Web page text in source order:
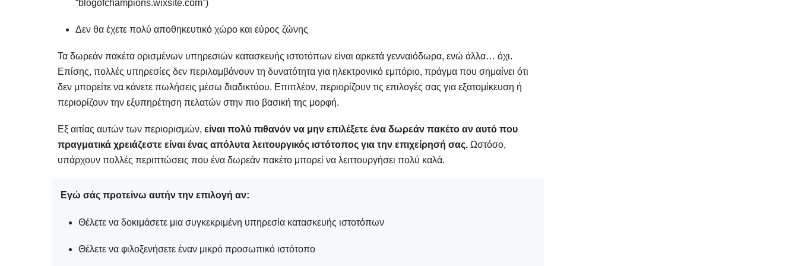
“blogofchampions.wixsite.com”)
Δεν θα έχετε πολύ αποθηκευτικό χώρο και εύρος ζώνης
Τα δωρεάν πακέτα ορισμένων υπηρεσιών κατασκευής ιστοτόπων είναι αρκετά γενναιόδωρα, ενώ άλλα… όχι.
Επίσης, πολλές υπηρεσίες δεν περιλαμβάνουν τη δυνατότητα για ηλεκτρονικό εμπόριο, πράγμα που σημαίνει ότι
δεν μπορείτε να κάνετε πωλήσεις μέσω διαδικτύου. Επιπλέον, περιορίζουν τις επιλογές σας για εξατομίκευση ή
περιορίζουν την εξυπηρέτηση πελατών στην πιο βασική της μορφή.
Εξ αιτίας αυτών των περιορισμών, είναι πολύ πιθανόν να μην επιλέξετε ένα δωρεάν πακέτο αν αυτό που
πραγματικά χρειάζεστε είναι ένας απόλυτα λειτουργικός ιστότοπος για την επιχείρησή σας. Ωστόσο,
υπάρχουν πολλές περιπτώσεις που ένα δωρεάν πακέτο μπορεί να λειττουργήσει πολύ καλά.
Εγώ σάς προτείνω αυτήν την επιλογή αν:
Θέλετε να δοκιμάσετε μια συγκεκριμένη υπηρεσία κατασκευής ιστοτόπων
Θέλετε να φιλοξενήσετε έναν μικρό προσωπικό ιστότοπο